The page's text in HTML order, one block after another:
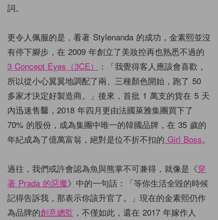
詞。
更令人佩服的是，看著 Stylenanda 的成功，金素熙並沒
有停下腳步，在 2009 年創立了美妝控再也熟悉不過的
3 Concept Eyes（3CE）
：「我覺得客人應該會喜歡，
所以從小心翼翼地調配了兩、三種顏色開始，跑了 50
多家才決定好製造商。」後來，首批 1 萬支的貨在 5 天
內迅速售罄，2018 年四月更由法國萊雅集團買下了
70% 的股份，成為集團中唯一的韓國品牌，在 35 歲的
年紀成為了億萬富翁，絕對是位不折不扣的 Girl Boss。
過往，我們或許會認為魚與熊掌不可兼得，就像是《穿
著 Prada 的惡魔》中的一句話：「等你生活全毀的時候
記得告訴我，那表示你該升官了。
」現在的金素熙仍作
為品牌的創意總監 ，不僅如此，還在 2017 年嫁作人